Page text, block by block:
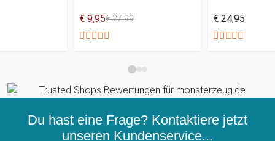
€ 9,95€ 27,99 € 24,95
Du hast eine Frage? Kontaktiere jetzt
unseren Kundenservice...